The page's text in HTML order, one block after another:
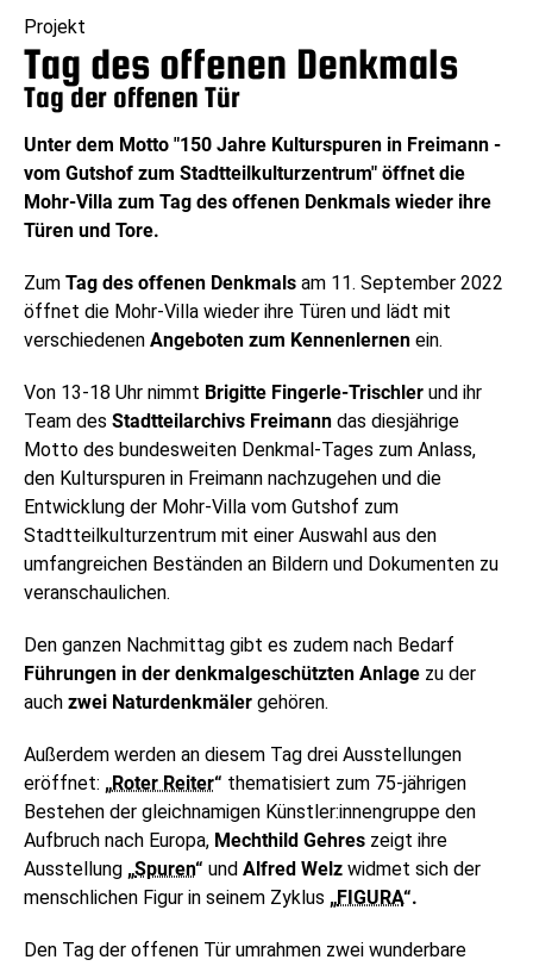
Projekt
Tag des offenen Denkmals
Tag der offenen Tür
Unter dem Motto "150 Jahre Kulturspuren in Freimann -
vom Gutshof zum Stadtteilkulturzentrum" öffnet die
Mohr-Villa zum Tag des offenen Denkmals wieder ihre
Türen und Tore.
Zum Tag des offenen Denkmals am 11. September 2022
öffnet die Mohr-Villa wieder ihre Türen und lädt mit
verschiedenen Angeboten zum Kennenlernen ein.
Von 13-18 Uhr nimmt Brigitte Fingerle-Trischler und ihr
Team des Stadtteilarchivs Freimann das diesjährige
Motto des bundesweiten Denkmal-Tages zum Anlass,
den Kulturspuren in Freimann nachzugehen und die
Entwicklung der Mohr-Villa vom Gutshof zum
Stadtteilkulturzentrum mit einer Auswahl aus den
umfangreichen Beständen an Bildern und Dokumenten zu
veranschaulichen.
Den ganzen Nachmittag gibt es zudem nach Bedarf
Führungen in der denkmalgeschützten Anlage zu der
auch zwei Naturdenkmäler gehören.
Außerdem werden an diesem Tag drei Ausstellungen
eröffnet: „Roter Reiter“ thematisiert zum 75-jährigen
Bestehen der gleichnamigen Künstler:innengruppe den
Aufbruch nach Europa, Mechthild Gehres zeigt ihre
Ausstellung „Spuren“ und Alfred Welz widmet sich der
menschlichen Figur in seinem Zyklus „FIGURA“.
Den Tag der offenen Tür umrahmen zwei wunderbare